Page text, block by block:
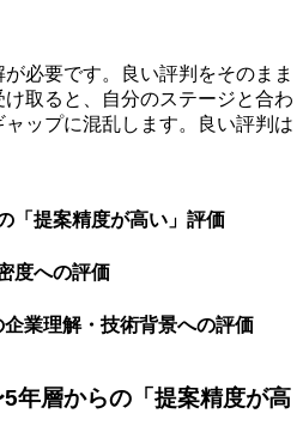
必要です。良い評判をそのまま
け取ると、自分のステージと合わ
ップに混乱します。良い評判は
「提案精度が高い」評価
度への評価
業理解・技術背景への評価
年層からの「提案精度が高